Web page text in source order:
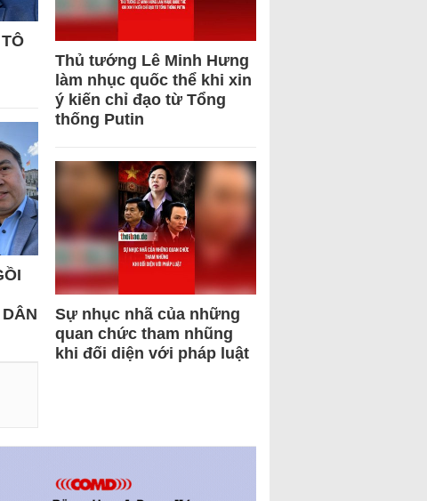
Thủ tướng Lê Minh Hưng
làm nhục quốc thể khi xin
ý kiến chỉ đạo từ Tổng
thống Putin
Sự nhục nhã của những
quan chức tham nhũng
khi đối diện với pháp luật